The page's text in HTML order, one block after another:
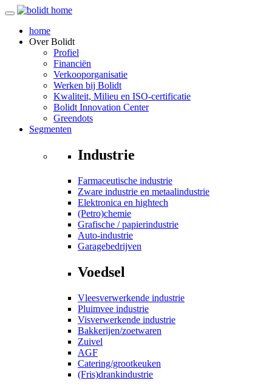
home
OverBolidt
Profiel
Financiën
Verkooporganisatie
Werken bij Bolidt
Kwaliteit, Milieu en ISO-certificatie
Bolidt Innovation Center
Greendots
Segmenten
Industrie
Farmaceutische industrie
Zware industrie en metaalindustrie
Elektronica en hightech
(Petro)chemie
Grafische / papierindustrie
Auto-industrie
Garagebedrijven
Voedsel
Vleesverwerkende industrie
Pluimvee industrie
Visverwerkende industrie
Bakkerijen/zoetwaren
Zuivel
AGF
Catering/grootkeuken
(Fris)drankindustrie